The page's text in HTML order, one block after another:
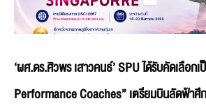
‘ผศ.ดร.ศิวพร เสาวคนธ์’ SPU ได้รับคัดเลือก
Performance Coaches” เตรียมบินลัดฟ้า